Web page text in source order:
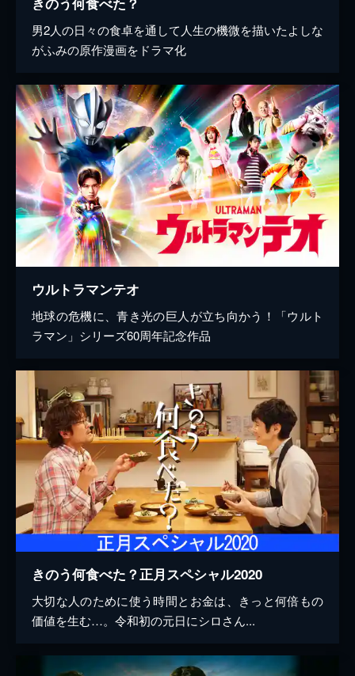
男2人の日々の食卓を通して人生の機微を描いたよしな
がふみの原作漫画をドラマ化
ウルトラマンテオ
地球の危機に、青き光の巨人が立ち向かう！「ウルト
ラマン」シリーズ60周年記念作品
きのう何食べた？正月スペシャル2020
大切な人のために使う時間とお金は、きっと何倍もの
価値を生む…。令和初の元日にシロさん...